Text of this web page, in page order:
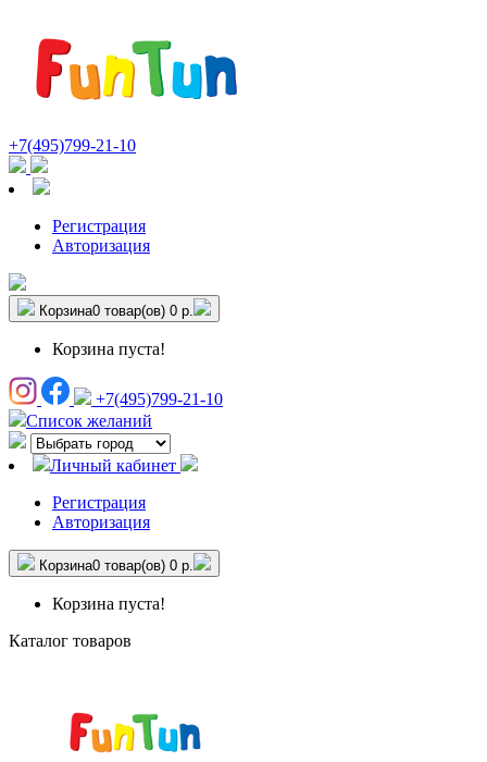
+7(495)799-21-10
Регистрация
Авторизация
Корзина0 товар(ов) 0 р.
Корзина пуста!
+7(495)799-21-10
Список желаний
Личный кабинет
Регистрация
Авторизация
Корзина0 товар(ов) 0 р.
Корзина пуста!
Каталог товаров